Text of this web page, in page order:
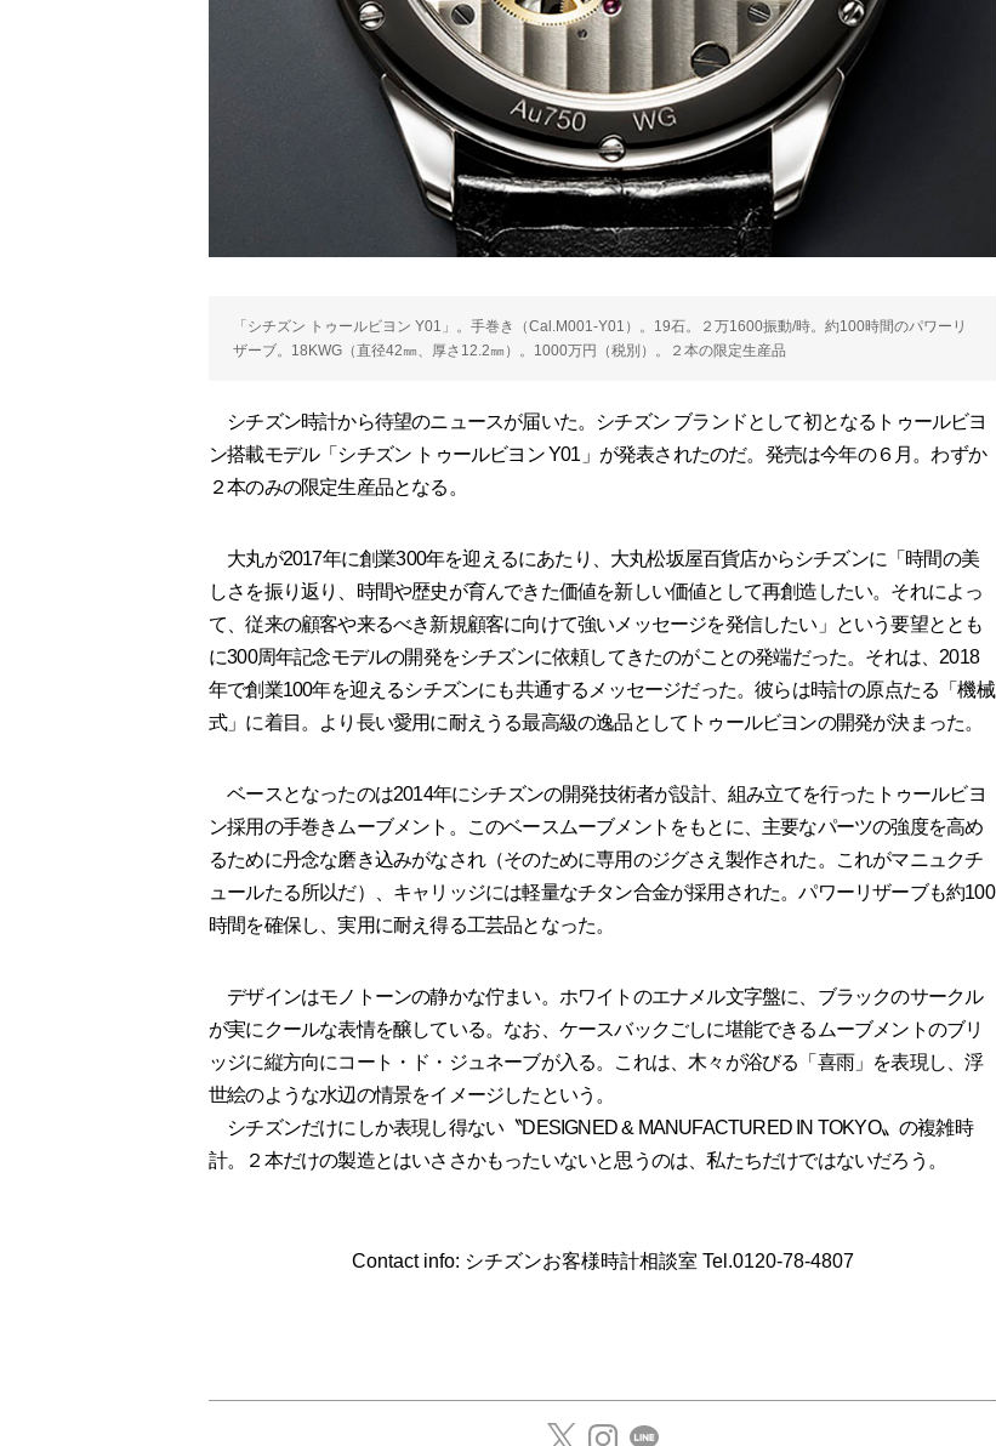
「シチズン トゥールビヨン Y01」。手巻き（Cal.M001-Y01）。19石。２万1600振動/時。約100時間のパワーリ
ザーブ。18KWG（直径42㎜、厚さ12.2㎜）。1000万円（税別）。２本の限定生産品
シチズン時計から待望のニュースが届いた。シチズン ブランドとして初となるトゥールビヨ
ン搭載モデル「シチズン トゥールビヨン Y01」が発表されたのだ。発売は今年の６月。わずか
２本のみの限定生産品となる。
大丸が2017年に創業300年を迎えるにあたり、大丸松坂屋百貨店からシチズンに「時間の美
しさを振り返り、時間や歴史が育んできた価値を新しい価値として再創造したい。それによっ
て、従来の顧客や来るべき新規顧客に向けて強いメッセージを発信したい」という要望ととも
に300周年記念モデルの開発をシチズンに依頼してきたのがことの発端だった。それは、2018
年で創業100年を迎えるシチズンにも共通するメッセージだった。彼らは時計の原点たる「機械
式」に着目。より長い愛用に耐えうる最高級の逸品としてトゥールビヨンの開発が決まった。
ベースとなったのは2014年にシチズンの開発技術者が設計、組み立てを行ったトゥールビヨ
ン採用の手巻きムーブメント。このベースムーブメントをもとに、主要なパーツの強度を高め
るために丹念な磨き込みがなされ（そのために専用のジグさえ製作された。これがマニュクチ
ュールたる所以だ）、キャリッジには軽量なチタン合金が採用された。パワーリザーブも約100
時間を確保し、実用に耐え得る工芸品となった。
デザインはモノトーンの静かな佇まい。ホワイトのエナメル文字盤に、ブラックのサークル
が実にクールな表情を醸している。なお、ケースバックごしに堪能できるムーブメントのブリ
ッジに縦方向にコート・ド・ジュネーブが入る。これは、木々が浴びる「喜雨」を表現し、浮
世絵のような水辺の情景をイメージしたという。
シチズンだけにしか表現し得ない〝DESIGNED & MANUFACTURED IN TOKYO〟の複雑時
計。２本だけの製造とはいささかもったいないと思うのは、私たちだけではないだろう。
Contact info: シチズンお客様時計相談室 Tel.0120-78-4807